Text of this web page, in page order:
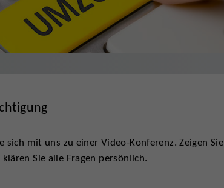
sich mit uns zu einer Video-Konferenz. Zeigen
Sie alle Fragen persönlich.